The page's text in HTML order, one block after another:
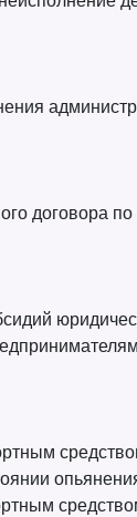
договора